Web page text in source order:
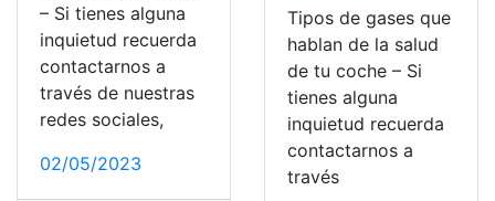
– Si tienes alguna
inquietud recuerda
contactarnos a
través de nuestras
redes sociales,
02/05/2023
Tipos de gases que
hablan de la salud
de tu coche – Si
tienes alguna
inquietud recuerda
contactarnos a
través